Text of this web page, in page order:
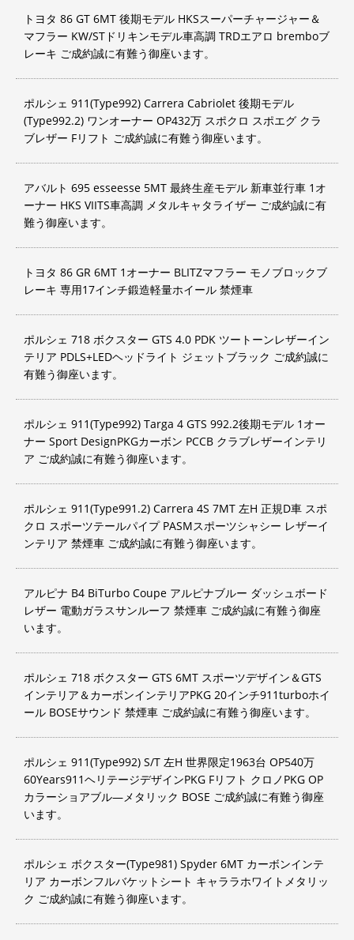
トヨタ 86 GT 6MT 後期モデル HKSスーパーチャージャー＆
マフラー KW/STドリキンモデル車高調 TRDエアロ bremboブ
レーキ ご成約誠に有難う御座います。
ポルシェ 911(Type992) Carrera Cabriolet 後期モデル
(Type992.2) ワンオーナー OP432万 スポクロ スポエグ クラ
ブレザー Fリフト ご成約誠に有難う御座います。
アバルト 695 esseesse 5MT 最終生産モデル 新車並行車 1オ
ーナー HKS VIITS車高調 メタルキャタライザー ご成約誠に有
難う御座います。
トヨタ 86 GR 6MT 1オーナー BLITZマフラー モノブロックブ
レーキ 専用17インチ鍛造軽量ホイール 禁煙車
ポルシェ 718 ボクスター GTS 4.0 PDK ツートーンレザーイン
テリア PDLS+LEDヘッドライト ジェットブラック ご成約誠に
有難う御座います。
ポルシェ 911(Type992) Targa 4 GTS 992.2後期モデル 1オー
ナー Sport DesignPKGカーボン PCCB クラブレザーインテリ
ア ご成約誠に有難う御座います。
ポルシェ 911(Type991.2) Carrera 4S 7MT 左H 正規D車 スポ
クロ スポーツテールパイプ PASMスポーツシャシー レザーイ
ンテリア 禁煙車 ご成約誠に有難う御座います。
アルピナ B4 BiTurbo Coupe アルピナブルー ダッシュボード
レザー 電動ガラスサンルーフ 禁煙車 ご成約誠に有難う御座
います。
ポルシェ 718 ボクスター GTS 6MT スポーツデザイン＆GTS
インテリア＆カーボンインテリアPKG 20インチ911turboホイ
ール BOSEサウンド 禁煙車 ご成約誠に有難う御座います。
ポルシェ 911(Type992) S/T 左H 世界限定1963台 OP540万
60Years911ヘリテージデザインPKG Fリフト クロノPKG OP
カラーショアブル―メタリック BOSE ご成約誠に有難う御座
います。
ポルシェ ボクスター(Type981) Spyder 6MT カーボンインテ
リア カーボンフルバケットシート キャララホワイトメタリッ
ク ご成約誠に有難う御座います。